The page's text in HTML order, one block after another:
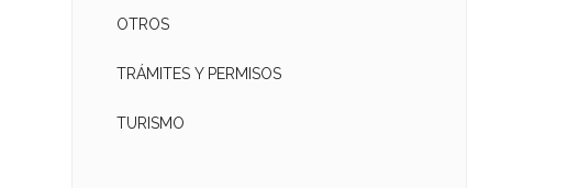
OTROS
TRÁMITES Y PERMISOS
TURISMO